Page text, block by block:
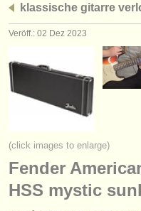
jobs - verwaltung
degree courses
kurse
musikwettbewerbe
instrumentenverkauf
gestohlene
verzeichnisse:
klassische gitarre
Veröff.: 02 Dez 2023
(click images to enlarge)
Fender
HSS mystic